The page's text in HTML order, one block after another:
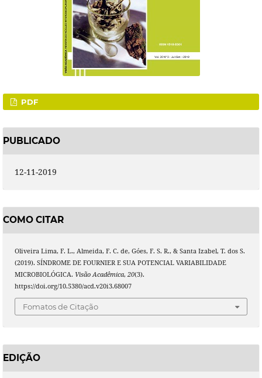
PDF
PUBLICADO
12-11-2019
COMO CITAR
Oliveira Lima, F. L., Almeida, F. C. de, Góes, F. S. R., & Santa Izabel, T. dos S.
(2019). SÍNDROME DE FOURNIER E SUA POTENCIAL VARIABILIDADE
MICROBIOLÓGICA. Visão Acadêmica, 20(3).
https://doi.org/10.5380/acd.v20i3.68007
Fomatos de Citação
EDIÇÃO